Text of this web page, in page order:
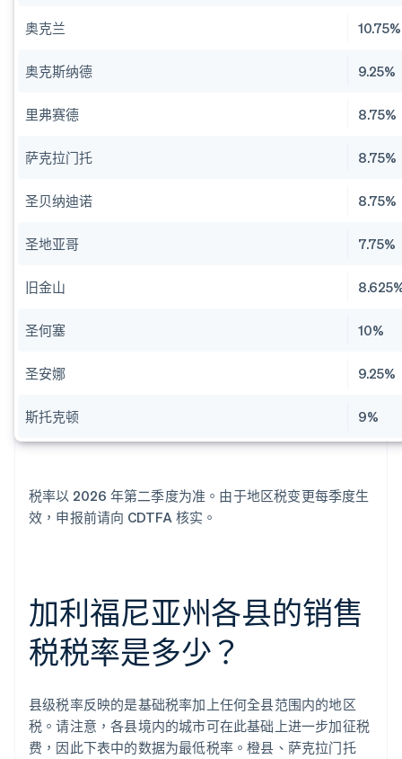
奥克兰 10.75%
奥克斯纳德 9.25%
里弗赛德 8.75%
萨克拉门托 8.75%
圣贝纳迪诺 8.75%
圣地亚哥 7.75%
旧金山
圣何塞 10%
圣安娜 9.25%
斯托克顿 9%
税率以 2026 年第二季度为准。由于地区税变更每季度生
效，申报前请向 CDTFA 核实。
加利福尼亚州各县的销售
税税率是多少？
县级税率反映的是基础税率加上任何全县范围内的地区
税。请注意，各县境内的城市可在此基础上进一步加征税
费，因此下表中的数据为最低税率。橙县、萨克拉门托